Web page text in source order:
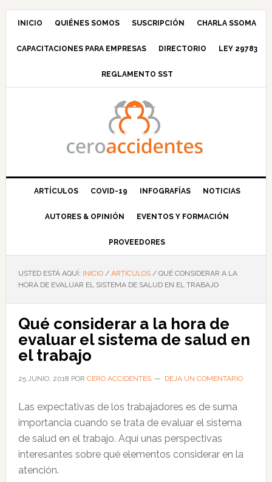
Saltar
navegación
Saltar
principal
Saltar
barra
principal
Saltar
INICIO QUIÉNES SOMOS SUSCRIPCIÓN CHARLA SSOMA
CAPACITACIONES PARA EMPRESAS DIRECTORIO LEY 29783
REGLAMENTO SST
ARTÍCULOS COVID-19 INFOGRAFÍAS NOTICIAS
AUTORES & OPINIÓN EVENTOS Y FORMACIÓN
PROVEEDORES
USTED ESTÁ AQUÍ: INICIO / ARTÍCULOS /QUÉ CONSIDERAR A LA
HORA DE EVALUAR EL SISTEMA DE SALUD EN EL TRABAJO
Qué considerar a la hora de
evaluar el sistema de salud en
el trabajo
25 JUNIO, 2018 POR CERO ACCIDENTES DEJA UN COMENTARIO
Las expectativas de los trabajadores es de suma
importancia cuando se trata de evaluar el sistema
de salud en el trabajo. Aquí unas perspectivas
interesantes sobre qué elementos considerar en la
atención.